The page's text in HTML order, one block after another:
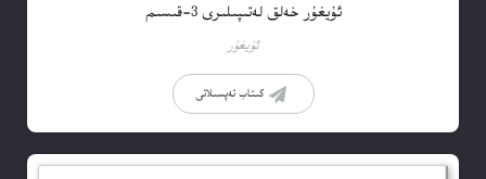
ئۇيغۇر خەلق لەتىپىلىرى 3-قىسىم
ئۇيغۇر
كىتاب تەپسىلاتى